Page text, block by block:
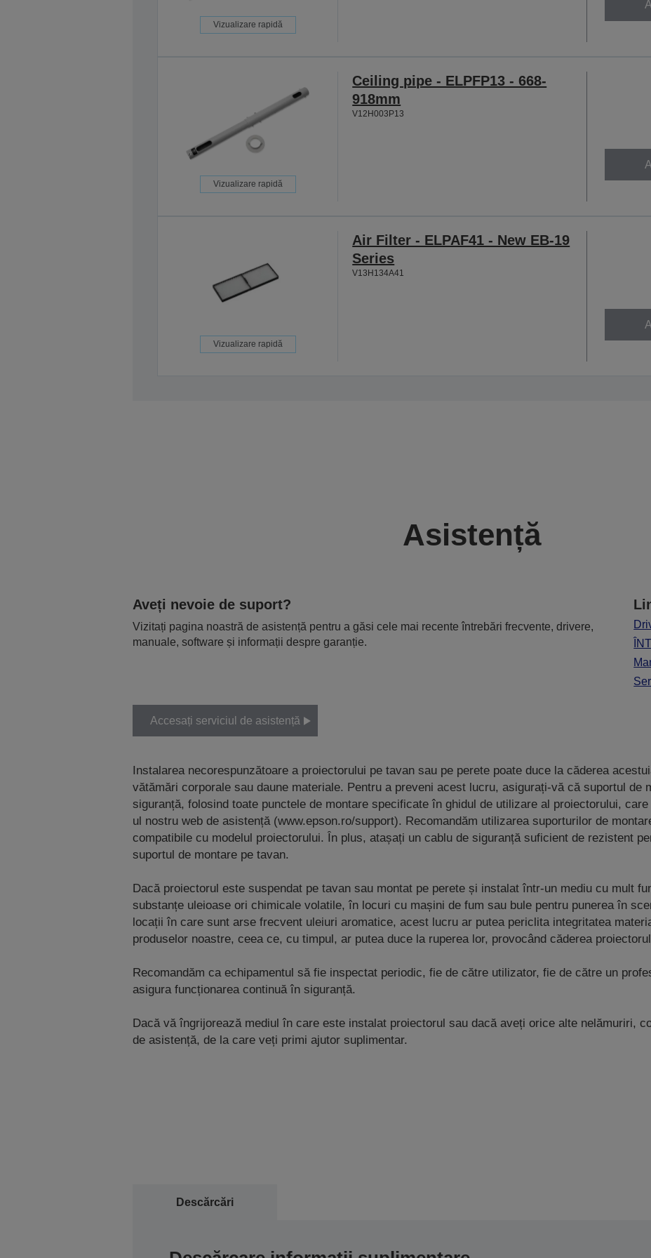
Vizualizare rapidă
Vizualizare rapidă
Ceiling pipe - ELPFP13 - 668-
918mm
V12H003P13
Vizualizare rapidă
Air Filter - ELPAF41 - New EB-19
Series
V13H134A41
Asistență
Aveți nevoie de suport?
Vizitați pagina noastră de asistență pentru a găsi cele mai recente întrebări frecvente, drivere,
manuale, software și informații despre garanție.
Accesați serviciul de asistență
Instalarea necorespunzătoare a proiectorului pe tavan sau pe perete poate duce la căderea
vătămări corporale sau daune materiale. Pentru a preveni acest lucru, asigurați-vă că suportul de
siguranță, folosind toate punctele de montare specificate în ghidul de utilizare al proiectorului,
ul nostru web de asistență (www.epson.ro/support). Recomandăm utilizarea suporturilor de
compatibile cu modelul proiectorului. În plus, atașați un cablu de siguranță suficient de rezistent
suportul de montare pe tavan.
Dacă proiectorul este suspendat pe tavan sau montat pe perete și instalat într-un mediu cu mult
substanțe uleioase ori chimicale volatile, în locuri cu mașini de fum sau bule pentru punerea în
locații în care sunt arse frecvent uleiuri aromatice, acest lucru ar putea periclita integritatea
produselor noastre, ceea ce, cu timpul, ar putea duce la ruperea lor, provocând căderea
Recomandăm ca echipamentul să fie inspectat periodic, fie de către utilizator, fie de către un
asigura funcționarea continuă în siguranță.
Dacă vă îngrijorează mediul în care este instalat proiectorul sau dacă aveți orice alte nelămuriri,
de asistență, de la care veți primi ajutor suplimentar.
Descărcări